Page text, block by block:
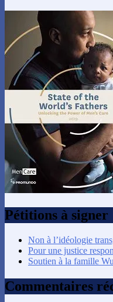
Pétitions à signer
Non à l’idéologie
Pour une justice
Soutien à la famille
Commentaires